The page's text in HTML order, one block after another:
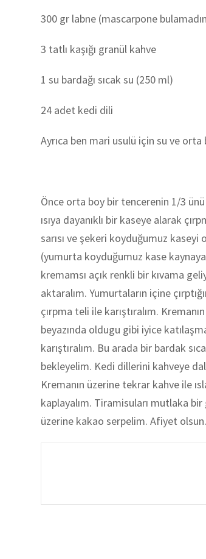
300 gr labne (mascarpone
3 tatlı kaşığı granül kahve
1 su bardağı sıcak su (250 ml)
24 adet kedi dili
Ayrıca ben mari usulü için su ve
Önce orta boy bir tencerenin 1/3
ısıya dayanıklı bir kaseye alarak
sarısı ve şekeri koyduğumuz kaseyi
(yumurta koyduğumuz kase
kremamsı açık renkli bir kıvama
aktaralım. Yumurtaların içine
çırpma teli ile karıştıralım.
beyazında oldugu gibi iyice
karıştıralım. Bu arada bir bardak
bekleyelim. Kedi dillerini kahveye
Kremanın üzerine tekrar kahve ile
kaplayalım. Tiramisuları mutlaka
üzerine kakao serpelim. Afiyet